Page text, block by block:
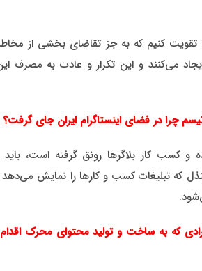
کنیم که به جز تقاضای بخشی از
می‌کنند و این تکرار و عادت به مصرف
چرا در فضای اینستاگرام ایران جای گرفت؟
و کسب کار بلاگرها رونق گرفته است،
که تبلیغات کسب و کارها را نمایش
که به ساخت و تولید محتوای محرک اقدام